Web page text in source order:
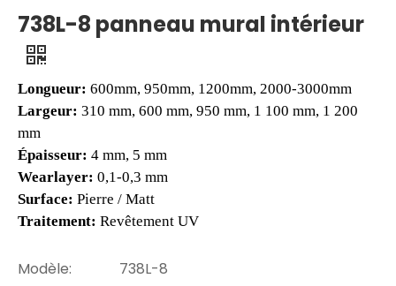
738L-8 panneau mural intérieur
Longueur: 600mm, 950mm, 1200mm, 2000-3000mm
Largeur: 310 mm, 600 mm, 950 mm, 1 100 mm, 1 200
mm
Épaisseur: 4 mm, 5 mm
Wearlayer: 0,1-0,3 mm
Surface: Pierre / Matt
Traitement: Revêtement UV
Modèle:
738L-8